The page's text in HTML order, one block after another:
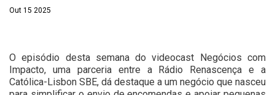
Out 15 2025
O episódio desta semana do videocast Negócios com
Impacto, uma parceria entre a Rádio Renascença e a
Católica-Lisbon SBE, dá destaque a um negócio que nasceu